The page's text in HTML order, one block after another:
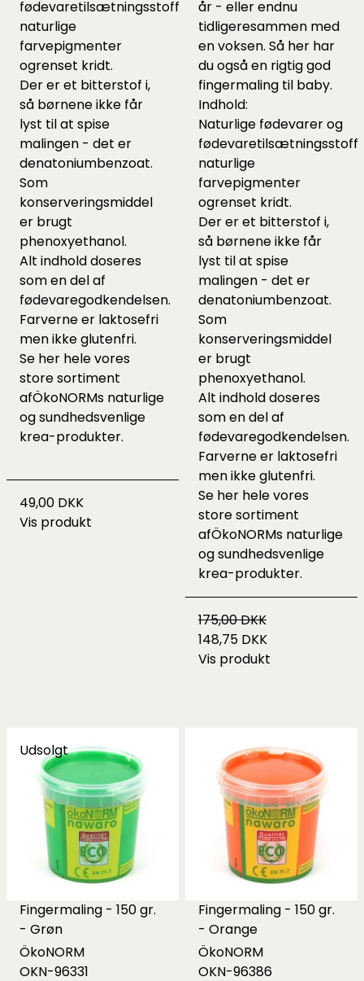
fødevaretilsætningsstoffer,
naturlige
farvepigmenter
ogrenset kridt.
Der er et bitterstof i,
så børnene ikke får
lyst til at spise
malingen - det er
denatoniumbenzoat.
Som
konserveringsmiddel
er brugt
phenoxyethanol.
Alt indhold doseres
som en del af
fødevaregodkendelsen.
Farverne er laktosefri
men ikke glutenfri.
Se her hele vores
store sortiment
afÖkoNORMs naturlige
og sundhedsvenlige
krea-produkter.
49,00 DKK
Vis produkt
år - eller endnu
tidligeresammen med
en voksen. Så her har
du også en rigtig god
fingermaling til baby.
Indhold:
Naturlige fødevarer og
naturlige
farvepigmenter
ogrenset kridt.
Der er et bitterstof i,
så børnene ikke får
lyst til at spise
malingen - det er
denatoniumbenzoat.
Som
konserveringsmiddel
er brugt
phenoxyethanol.
Alt indhold doseres
som en del af
fødevaregodkendelsen.
Farverne er laktosefri
men ikke glutenfri.
Se her hele vores
store sortiment
afÖkoNORMs naturlige
og sundhedsvenlige
krea-produkter.
175,00 DKK
148,75 DKK
Vis produkt
Udsolgt
Fingermaling - 150 gr.
- Grøn
ÖkoNORM
OKN-96331
Fingermaling - 150 gr.
- Orange
ÖkoNORM
OKN-96386